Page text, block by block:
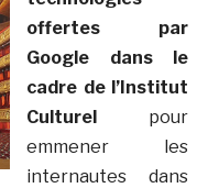
offertes par
Google dans le
cadre de l’Institut
Culturelpour
emmener les
internautes dans